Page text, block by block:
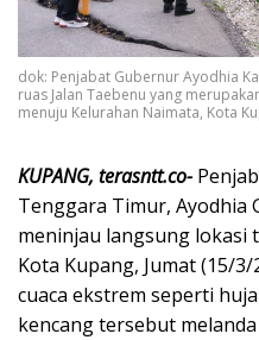
dok: Penjabat Gubernur Ayodhia
ruas Jalan Taebenu yang
menuju Kelurahan Naimata, Kota
KUPANG, terasntt.co-
Tenggara Timur, Ayodhia
meninjau langsung lokasi
Kota Kupang, Jumat (15/
cuaca ekstrem seperti
kencang tersebut